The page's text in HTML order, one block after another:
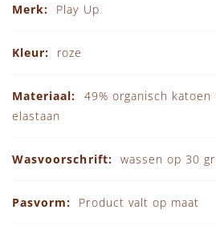
Play Up
roze
49% organisch
elastaan
wassen op 30
Product valt op maat